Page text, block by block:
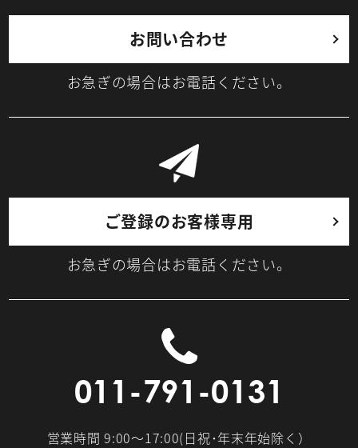
お問い合わせ
お急ぎの場合はお電話ください。
ご登録のお客様専用
お急ぎの場合はお電話ください。
011-791-0131
営業時間 9:00～17:00(日祝･年末年始除く）